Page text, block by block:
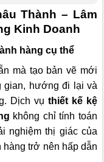
Thành – Lâm
Kinh Doanh
hàng cụ thể
mà tạo bản vẽ mới
gian, hướng đi lại và
Dịch vụ thiết kế kệ
không chỉ tính toán
nghiệm thị giác của
hàng trở nên hấp dẫn